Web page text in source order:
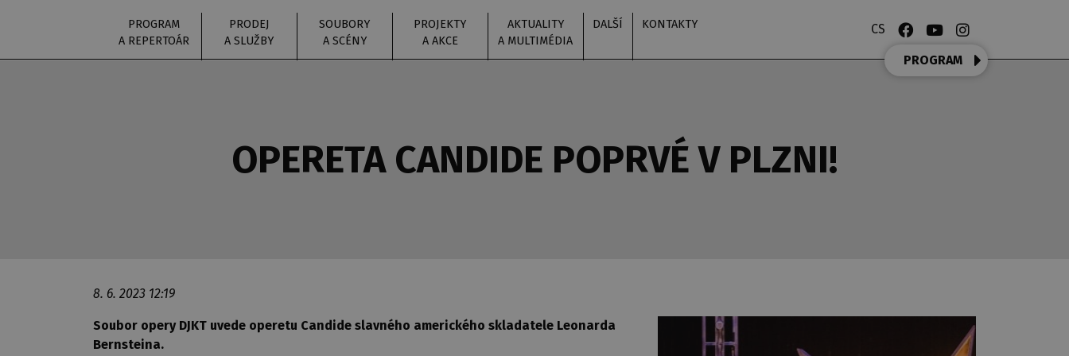
PROGRAM
A REPERTOÁR
PRODEJ
A SLUŽBY
SOUBORY
A SCÉNY
PROJEKTY
A AKCE
AKTUALITY
A MULTIMÉDIA
DALŠÍ KONTAKTY CS
PROGRAM
OPERETA CANDIDE POPRVÉ V PLZNI!
8. 6. 2023 12:19
Soubor opery DJKT uvede operetu Candide slavného amerického skladatele Leonarda
Bernsteina.